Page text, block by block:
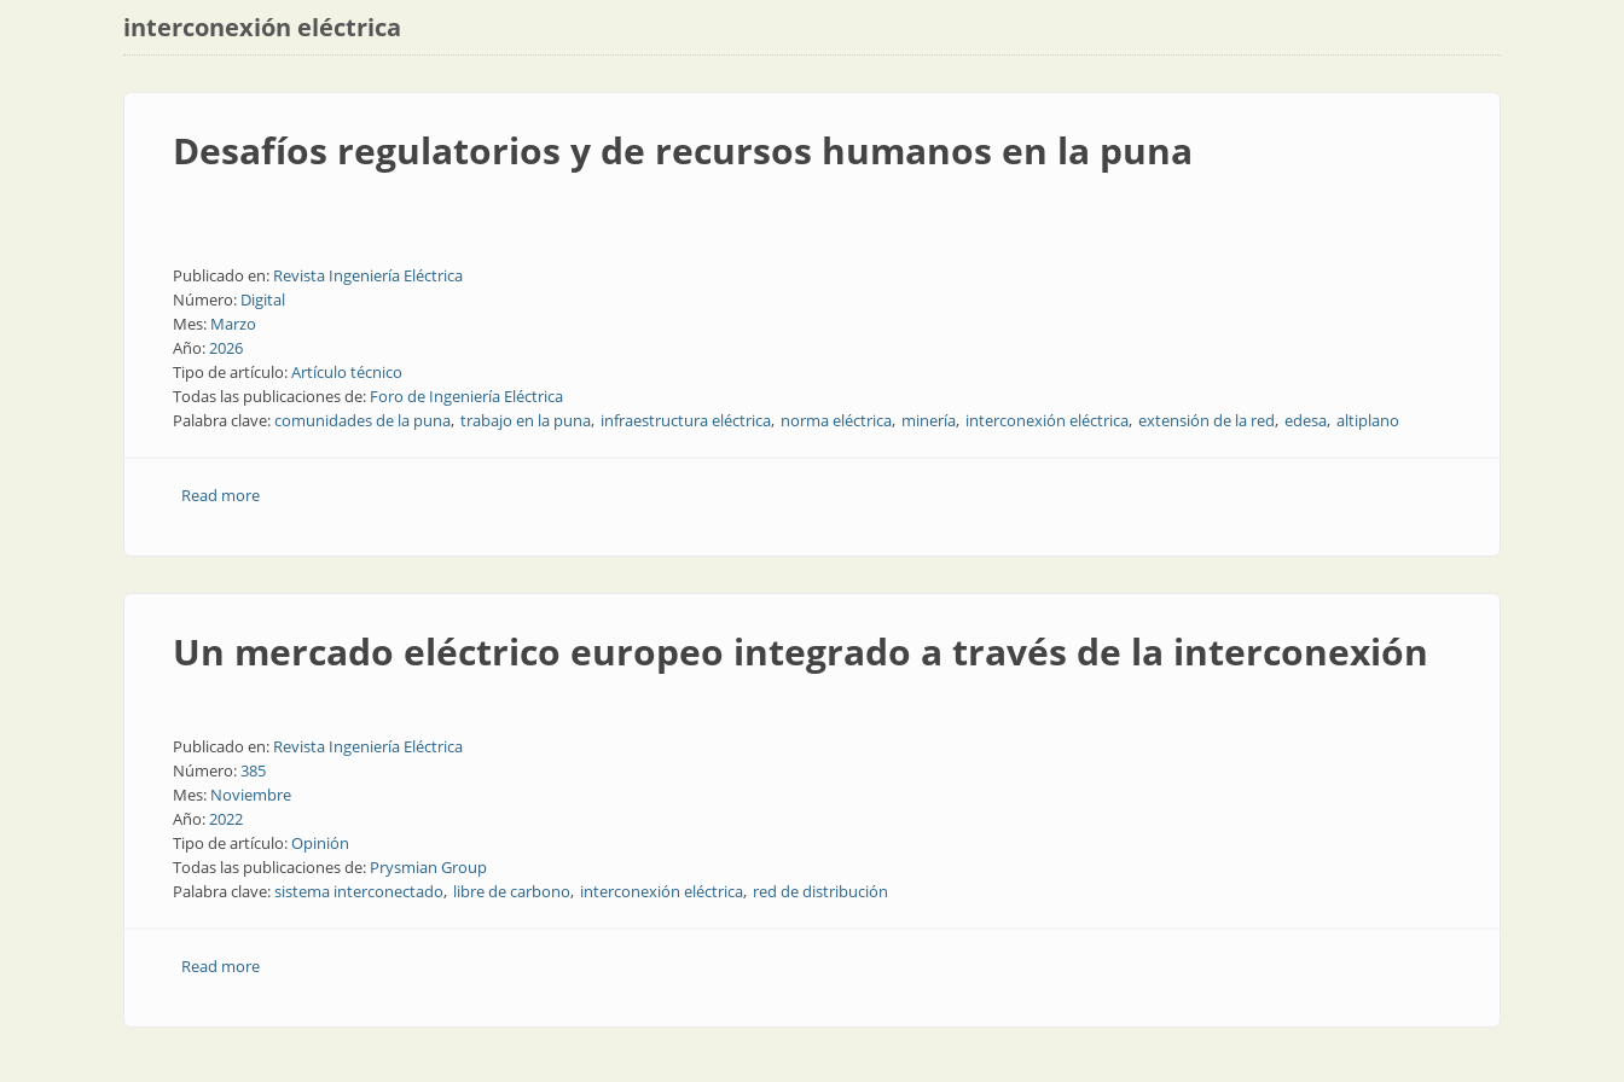
interconexión eléctrica
Desafíos regulatorios y de recursos humanos en la puna
Publicado en: Revista Ingeniería Eléctrica
Número: Digital
Mes: Marzo
Año:2026
Tipo de artículo:Artículo técnico
Todas las publicaciones de: Foro de Ingeniería Eléctrica
Palabra clave:comunidades de la puna trabajo en la puna infraestructura eléctrica norma eléctrica minería interconexión eléctrica extensión de la red edesa altiplano
Read moreabout Desafíos regulatorios y de recursos humanos en la puna
Un mercado eléctrico europeo integrado a través de la interconexión
Publicado en: Revista Ingeniería Eléctrica
Número:385
Mes: Noviembre
Año:2022
Tipo de artículo:Opinión
Todas las publicaciones de: Prysmian Group
Palabra clave:sistema interconectado libre de carbono interconexión eléctrica red de distribución
Read moreabout Un mercado eléctrico europeo integrado a través de la interconexión